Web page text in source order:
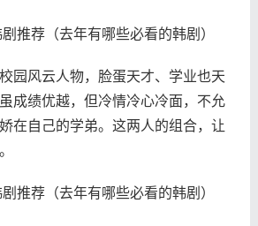
园风云人物，脸蛋天才、学业也天
成绩优越，但冷情冷心冷面，不允
在自己的学弟。这两人的组合，让